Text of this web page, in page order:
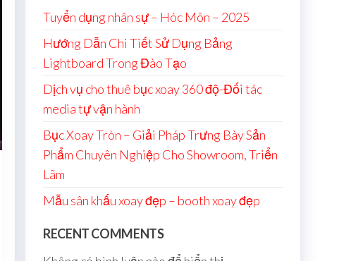
Tuyển dụng nhân sự – Hóc Môn – 2025
Hướng Dẫn Chi Tiết Sử Dụng Bảng
Lightboard Trong Đào Tạo
Dịch vụ cho thuê bục xoay 360 độ-Đối tác
media tự vận hành
Bục Xoay Tròn – Giải Pháp Trưng Bày Sản
Phẩm Chuyên Nghiệp Cho Showroom, Triển
Lãm
Mẫu sân khấu xoay đẹp – booth xoay đẹp
RECENT COMMENTS